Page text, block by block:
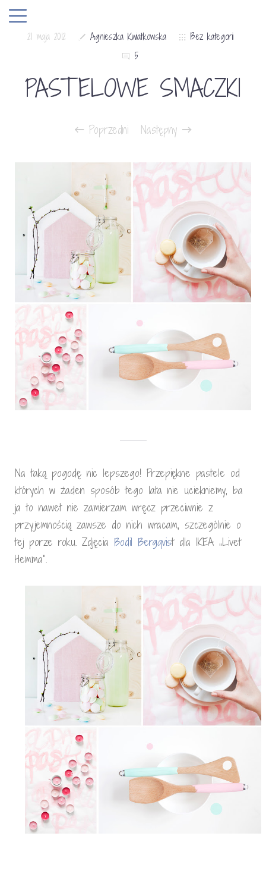
21 maja 2012 Agnieszka Kwiatkowska
Bez kategorii
5
PASTELOWE SMACZKI
Poprzedni Następny
Na taką pogodę nic lepszego! Przepiękne pastele od
których w żaden sposób tego lata nie uciekniemy, ba
ja to nawet nie zamierzam wręcz przeciwnie z
przyjemnością zawsze do nich wracam, szczególnie o
tej porze roku. Zdjęcia Bodil Bergqvist dla IKEA „Livet
Hemma”.